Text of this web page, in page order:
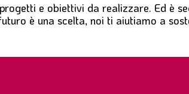
progetti e obiettivi da realizzare. Ed è
è una scelta, noi ti aiutiamo a